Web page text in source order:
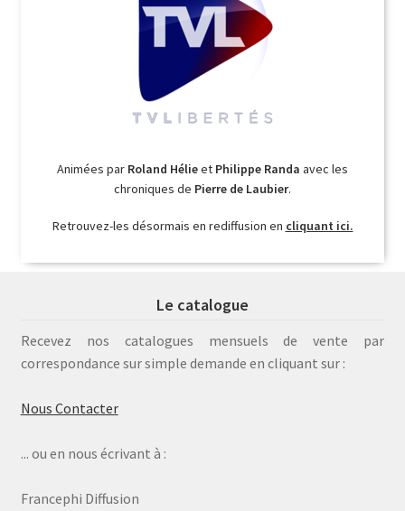
Animées par Roland Hélieet Philippe Randa avec les
chroniques de Pierre de Laubier.
Retrouvez-les désormais en rediffusion en cliquant ici.
Le catalogue
Recevez nos catalogues mensuels de vente par
correspondance sur simple demande en cliquant sur :
Nous Contacter
... ou en nous écrivant à :
Francephi Diffusion